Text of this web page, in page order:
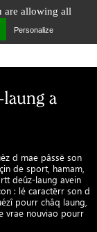
a
d mae pâssë son
de sport, hamam,
deûz-laung avein
: lé caractërr son d
pourr châq laung,
vrae nouviao pourr
are allowing all
Personalize